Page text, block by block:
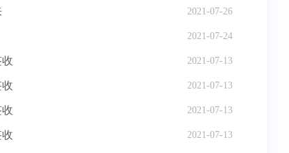
2021-07-26
2021-07-24
2021-07-13
2021-07-13
2021-07-13
2021-07-13